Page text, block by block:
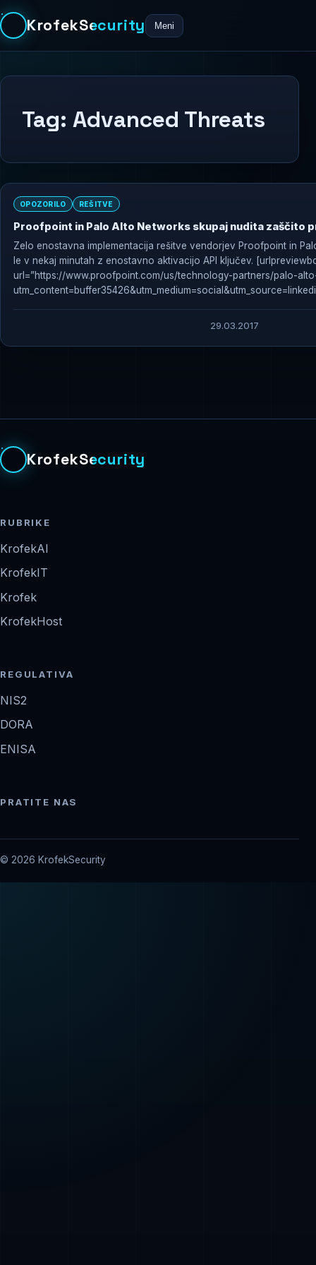
KrofekSecurity Meni
Tag: Advanced Threats
OPOZORILO REŠITVE
Proofpoint in Palo Alto Networks skupaj nudita zaščito
Zelo enostavna implementacija rešitve vendorjev Proofpoint in
le v nekaj minutah z enostavno aktivacijo API ključev.
url=”https://www.proofpoint.com/us/technology-partners/palo-
29.03.2017
KrofekSecurity
RUBRIKE
KrofekAI
KrofekIT
Krofek
KrofekHost
REGULATIVA
NIS2
DORA
ENISA
PRATITE NAS
© 2026 KrofekSecurity